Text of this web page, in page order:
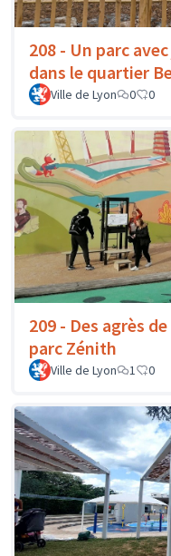
208 - Un parc
dans le quartier
Ville de Lyon 0 0
209 - Des agrès
parc Zénith
Ville de Lyon 1 0